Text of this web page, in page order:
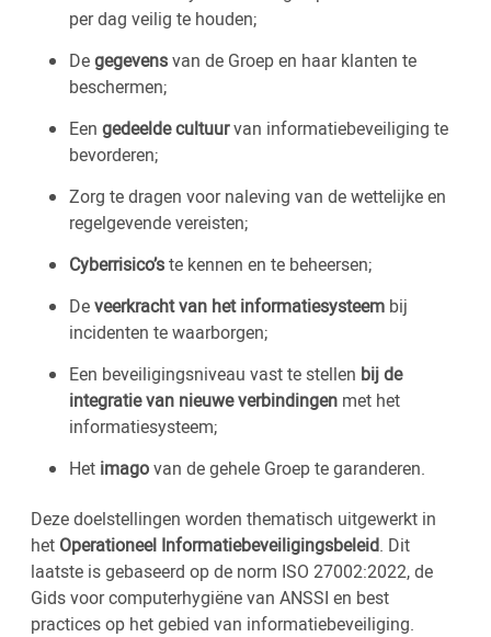
per dag veilig te houden;
Degegevensvan de Groep en haar klanten te
beschermen;
Een gedeelde cultuurvan informatiebeveiliging te
bevorderen;
Zorg te dragen voor naleving van de wettelijke en
regelgevende vereisten;
Cyberrisico’ste kennen en te beheersen;
Deveerkracht van het informatiesysteem bij
incidenten te waarborgen;
Een beveiligingsniveau vast te stellen bij de
integratie van nieuwe verbindingen met het
informatiesysteem;
Het imagovan de gehele Groep te garanderen.
Deze doelstellingen worden thematisch uitgewerkt in
het Operationeel Informatiebeveiligingsbeleid. Dit
laatste is gebaseerd op de norm ISO 27002:2022, de
Gids voor computerhygiëne van ANSSI en best
practices op het gebied van informatiebeveiliging.